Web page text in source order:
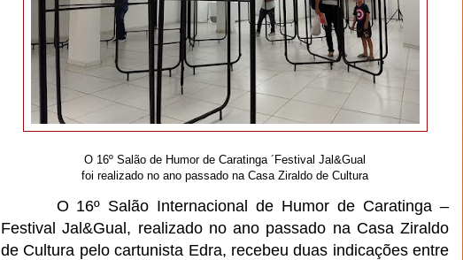
O 16º Salão de Humor de Caratinga ´Festival Jal&Gual
foi realizado no ano passado na Casa Ziraldo de Cultura
O 16º Salão Internacional de Humor de Caratinga –
Festival Jal&Gual, realizado no ano passado na Casa Ziraldo
de Cultura pelo cartunista Edra, recebeu duas indicações entre